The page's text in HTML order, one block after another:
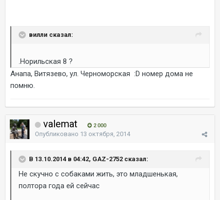
вилли сказал:
.Норильская 8 ?
Анапа, Витязево, ул. Черноморская :D номер дома не
помню.
valemat 2 000
Опубликовано 13 октября, 2014
В 13.10.2014 в 04:42, GAZ-2752 сказал:
Не скучно с собаками жить, это младшенькая,
полтора года ей сейчас